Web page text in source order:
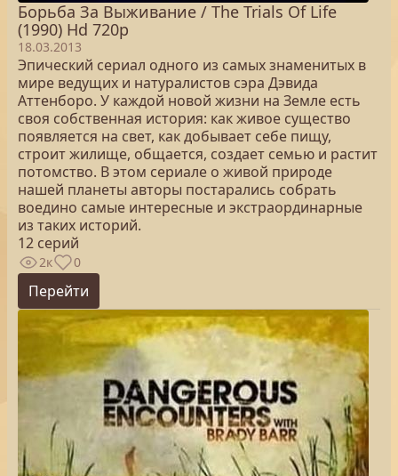
Борьба За Выживание / The Trials Of Life
(1990) Hd 720p
18.03.2013
Эпический сериал одного из самых знаменитых в
мире ведущих и натуралистов сэра Дэвида
Аттенборо. У каждой новой жизни на Земле есть
своя собственная история: как живое существо
появляется на свет, как добывает себе пищу,
строит жилище, общается, создает семью и растит
потомство. В этом сериале о живой природе
нашей планеты авторы постарались собрать
воедино самые интересные и экстраординарные
из таких историй.
12 серий
2к 0
Перейти